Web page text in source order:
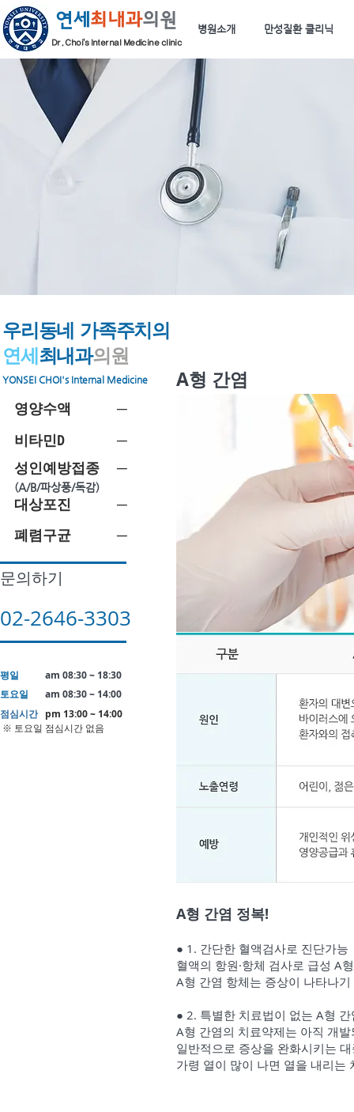
병원소개 만성질환 클리닉
연세 최내과의원
Dr. Choi's Internal Medicine clinic
우리동네 가족주치의
​연세 최내과의원
​YONSEI CHOI's Internal Medicine A형 간염
문의하기
02-2646-3303
평일 am 08:30 ~ 18:30
토요일 am 08:30 ~ 14:00
점심시간 pm 13:00 ~ 14:00
​ ※ 토요일 점심시간 없음
폐렴구균 ─
대상포진 ─
성인예방접종 ─
비타민D ─
영양수액 ─
(A/B/파상풍/독감)
A형 간염 정복!
● 1. 간단한 혈액검사로 진단가능
혈액의 항원·항체 검사로 급성 A
A형 간염 항체는 증상이 나타나
● 2. 특별한 치료법이 없는 A형 간
A형 간염의 치료약제는 아직 개
일반적으로 증상을 완화시키는
가령 열이 많이 나면 열을 내리는